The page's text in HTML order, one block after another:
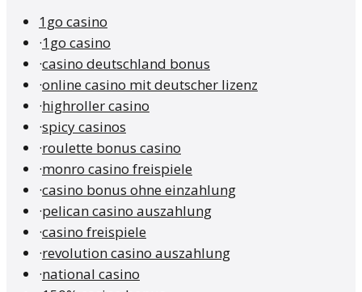
1go casino
·1go casino
·casino deutschland bonus
·online casino mit deutscher lizenz
·highroller casino
·spicy casinos
·roulette bonus casino
·monro casino freispiele
·casino bonus ohne einzahlung
·pelican casino auszahlung
·casino freispiele
·revolution casino auszahlung
·national casino